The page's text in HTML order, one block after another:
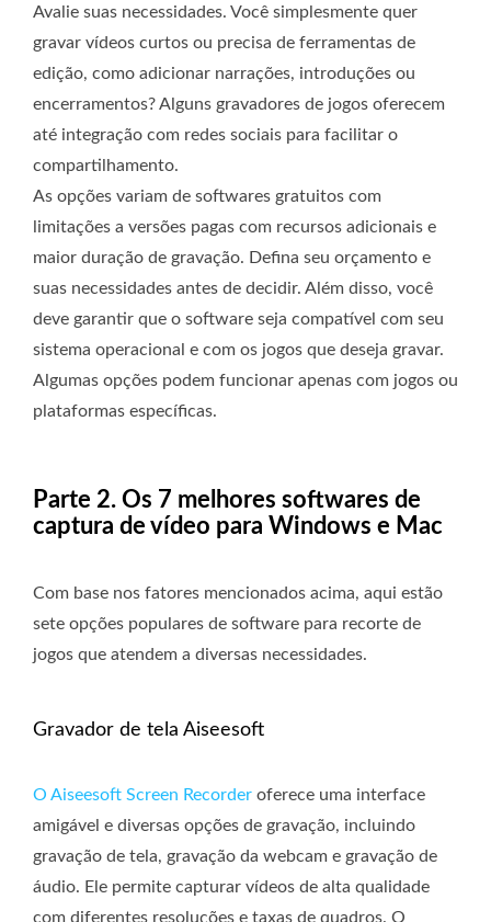
Avalie suas necessidades. Você simplesmente quer
gravar vídeos curtos ou precisa de ferramentas de
edição, como adicionar narrações, introduções ou
encerramentos? Alguns gravadores de jogos oferecem
até integração com redes sociais para facilitar o
compartilhamento.
As opções variam de softwares gratuitos com
limitações a versões pagas com recursos adicionais e
maior duração de gravação. Defina seu orçamento e
suas necessidades antes de decidir. Além disso, você
deve garantir que o software seja compatível com seu
sistema operacional e com os jogos que deseja gravar.
Algumas opções podem funcionar apenas com jogos ou
plataformas específicas.
Parte 2. Os 7 melhores softwares de
captura de vídeo para Windows e Mac
Com base nos fatores mencionados acima, aqui estão
sete opções populares de software para recorte de
jogos que atendem a diversas necessidades.
Gravador de tela Aiseesoft
O Aiseesoft Screen Recorder oferece uma interface
amigável e diversas opções de gravação, incluindo
gravação de tela, gravação da webcam e gravação de
áudio. Ele permite capturar vídeos de alta qualidade
com diferentes resoluções e taxas de quadros. O